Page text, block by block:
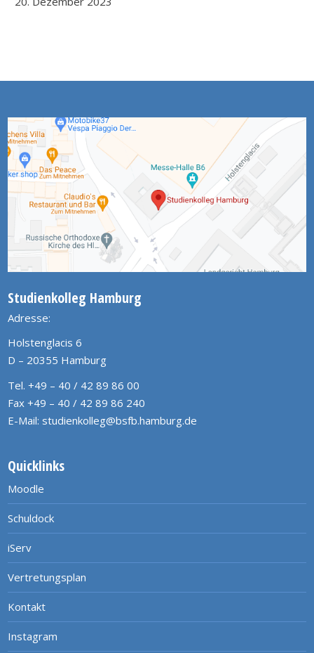
Studienkolleg Hamburg
Adresse:
Holstenglacis 6
D – 20355 Hamburg
Tel. +49 – 40 / 42 89 86 00
Fax +49 – 40 / 42 89 86 240
E-Mail: studienkolleg@bsfb.hamburg.de
Quicklinks
Moodle
Schuldock
iServ
Vertretungsplan
Kontakt
Instagram